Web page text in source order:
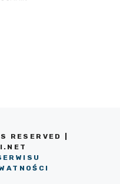
RESERVED |